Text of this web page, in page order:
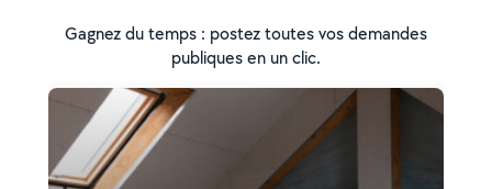
Gagnez du temps : postez toutes vos demandes
publiques en un clic.